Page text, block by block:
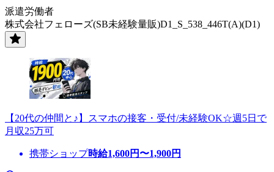
派遣労働者
株式会社フェローズ(SB未経験量販)D1_S_538_446T(A)(D1)
【20代の仲間と♪】スマホの接客・受付/未経験OK☆週5日で
月収25万可
携帯ショップ時給1,600円〜1,900円